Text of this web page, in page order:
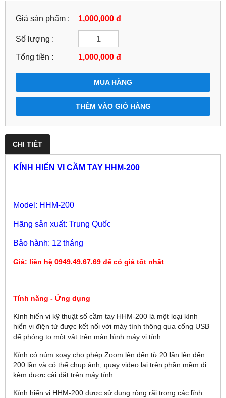
Giá sản phẩm : 1,000,000 đ
Số lượng :
Tổng tiền : 1,000,000 đ
MUA HÀNG
THÊM VÀO GIỎ HÀNG
CHI TIẾT
KÍNH HIỂN VI CẦM TAY HHM-200
Model: HHM-200
Hãng sản xuất: Trung Quốc
Bảo hành: 12 tháng
Giá: liên hệ 0949.49.67.69 để có giá tốt nhất
Tính năng - Ứng dụng
Kính hiển vi kỹ thuật số cầm tay HHM-200 là một loại kính
hiển vi điện tử được kết nối với máy tính thông qua cổng USB
để phóng to một vật trên màn hình máy vi tính.
Kính có núm xoay cho phép Zoom lên đến từ 20 lần lên đến
200 lần và có thể chụp ảnh, quay video lại trên phần mềm đi
kèm được cài đặt trên máy tính.
Kính hiển vi HHM-200 được sử dụng rộng rãi trong các lĩnh